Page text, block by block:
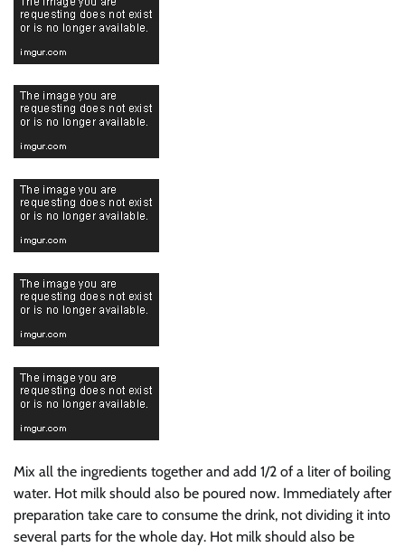
Mix all the ingredients together and add 1/2 of a liter of boiling
water. Hot milk should also be poured now. Immediately after
preparation take care to consume the drink, not dividing it into
several parts for the whole day. Hot milk should also be